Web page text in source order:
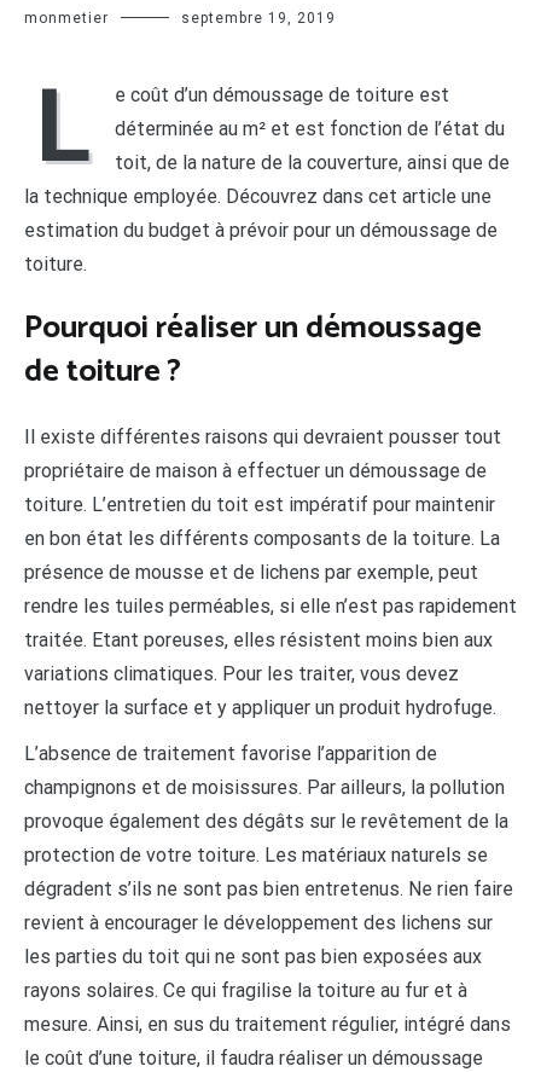
monmetier septembre 19, 2019
L
e coût d’un démoussage de toiture est
déterminée au m² et est fonction de l’état du
toit, de la nature de la couverture, ainsi que de
la technique employée. Découvrez dans cet article une
estimation du budget à prévoir pour un démoussage de
toiture.
Pourquoi réaliser un démoussage
de toiture ?
Il existe différentes raisons qui devraient pousser tout
propriétaire de maison à effectuer un démoussage de
toiture. L’entretien du toit est impératif pour maintenir
en bon état les différents composants de la toiture. La
présence de mousse et de lichens par exemple, peut
rendre les tuiles perméables, si elle n’est pas rapidement
traitée. Etant poreuses, elles résistent moins bien aux
variations climatiques. Pour les traiter, vous devez
nettoyer la surface et y appliquer un produit hydrofuge.
L’absence de traitement favorise l’apparition de
champignons et de moisissures. Par ailleurs, la pollution
provoque également des dégâts sur le revêtement de la
protection de votre toiture. Les matériaux naturels se
dégradent s’ils ne sont pas bien entretenus. Ne rien faire
revient à encourager le développement des lichens sur
les parties du toit qui ne sont pas bien exposées aux
rayons solaires. Ce qui fragilise la toiture au fur et à
mesure. Ainsi, en sus du traitement régulier, intégré dans
le coût d’une toiture, il faudra réaliser un démoussage